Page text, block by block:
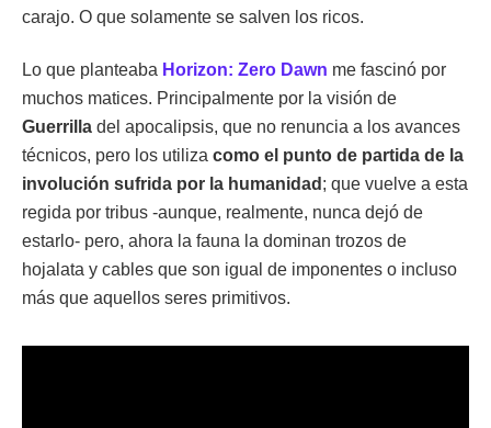
carajo. O que solamente se salven los ricos.
Lo que planteaba Horizon: Zero Dawn me fascinó por
muchos matices. Principalmente por la visión de
Guerrilla del apocalipsis, que no renuncia a los avances
técnicos, pero los utiliza como el punto de partida de la
involución sufrida por la humanidad ; que vuelve a esta
regida por tribus -aunque, realmente, nunca dejó de
estarlo- pero, ahora la fauna la dominan trozos de
hojalata y cables que son igual de imponentes o incluso
más que aquellos seres primitivos.